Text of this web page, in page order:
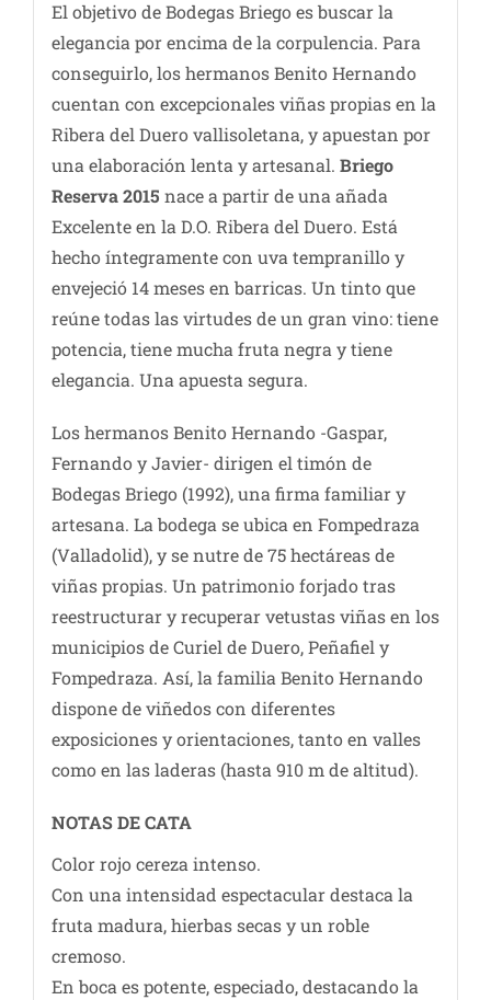
El objetivo de Bodegas Briego es buscar la
elegancia por encima de la corpulencia. Para
conseguirlo, los hermanos Benito Hernando
cuentan con excepcionales viñas propias en la
Ribera del Duero vallisoletana, y apuestan por
una elaboración lenta y artesanal. Briego
Reserva 2015 nace a partir de una añada
Excelente en la D.O. Ribera del Duero. Está
hecho íntegramente con uva tempranillo y
envejeció 14 meses en barricas. Un tinto que
reúne todas las virtudes de un gran vino: tiene
potencia, tiene mucha fruta negra y tiene
elegancia. Una apuesta segura.
Los hermanos Benito Hernando -Gaspar,
Fernando y Javier- dirigen el timón de
Bodegas Briego (1992), una firma familiar y
artesana. La bodega se ubica en Fompedraza
(Valladolid), y se nutre de 75 hectáreas de
viñas propias. Un patrimonio forjado tras
reestructurar y recuperar vetustas viñas en los
municipios de Curiel de Duero, Peñafiel y
Fompedraza. Así, la familia Benito Hernando
dispone de viñedos con diferentes
exposiciones y orientaciones, tanto en valles
como en las laderas (hasta 910 m de altitud).
NOTAS DE CATA
Color rojo cereza intenso.
Con una intensidad espectacular destaca la
fruta madura, hierbas secas y un roble
cremoso.
En boca es potente, especiado, destacando la